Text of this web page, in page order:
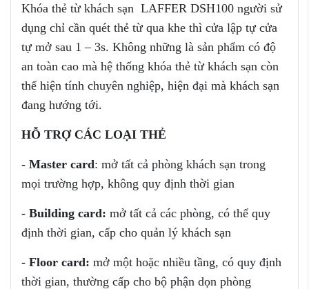
Khóa thẻ từ khách sạn LAFFER DSH100 người sử
dụng chỉ cần quét thẻ từ qua khe thì cửa lập tự cửa
tự mở sau 1 – 3s. Không những là sản phẩm có độ
an toàn cao mà hệ thống khóa thẻ từ khách sạn còn
thể hiện tính chuyên nghiệp, hiện đại mà khách sạn
đang hướng tới.
HỖ TRỢ CÁC LOẠI THẺ
- Master card: mở tất cả phòng khách sạn trong
mọi trường hợp, không quy định thời gian
- Building card: mở tất cả các phòng, có thể quy
định thời gian, cấp cho quản lý khách sạn
- Floor card: mở một hoặc nhiều tầng, có quy định
thời gian, thường cấp cho bộ phận dọn phòng